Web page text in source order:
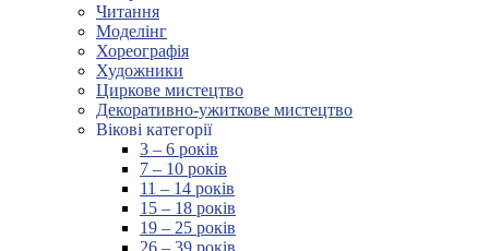
Читання
Моделінг
Хореографія
Художники
Циркове мистецтво
Декоративно-ужиткове мистецтво
Вікові категорії
3 – 6 років
7 – 10 років
11 – 14 років
15 – 18 років
19 – 25 років
26 – 39 років